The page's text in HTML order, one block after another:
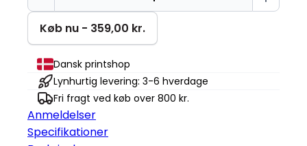
på
den
lyse
side
Stella
Nora
antal
Køb nu - 359,00 kr.
Dansk printshop
Lynhurtig levering: 3-6 hverdage
Fri fragt ved køb over 800 kr.
Anmeldelser
Specifikationer